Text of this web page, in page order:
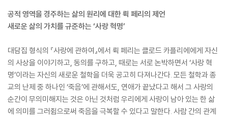
공적 영역을 경주하는 삶의 원리에 대한 뤽 페리의 제언
새로운 삶의 가치를 규준하는 ‘사랑 혁명’
대담집 형식의 『사랑에 관하여』에서 뤽 페리는 클로드 카플리에에게 자신
의 사상을 이야기하고, 동의를 구하고, 때로는 서로 논박하면서 ‘사랑 혁
명’이라는 자신의 새로운 철학을 더욱 공고히 다져나간다. 모든 철학과 종
교의 난제 중 하나인 ‘죽음’에 관해서도, 연애가 끝났다고 해서 그 사랑의
순간이 무의미해지는 것은 아닌 것처럼 우리에게 사랑이 남아 있는 한 삶
에 의미를 그러쥠으로써 죽음을 극복할 수 있다고 말한다. 사람 간의 관계